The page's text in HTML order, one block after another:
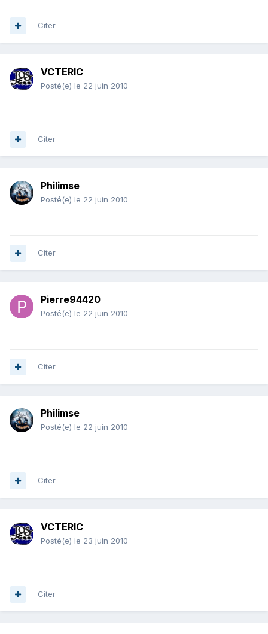
Citer
VCTERIC
Posté(e) le 22 juin 2010
Citer
Philimse
Posté(e) le 22 juin 2010
Citer
Pierre94420
Posté(e) le 22 juin 2010
Citer
Philimse
Posté(e) le 22 juin 2010
Citer
VCTERIC
Posté(e) le 23 juin 2010
Citer